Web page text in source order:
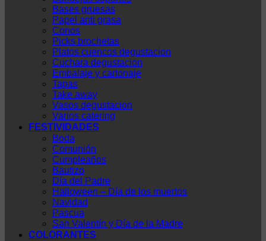
Bases gruesas
Papel anti grasa
Conos
Picks brochetas
Platos cuencos degustacion
Cuchara degustacion
Embalaje y cartonaje
Tapas
Take away
Vasos degustacion
Varios catering
FESTIVIDADES
Boda
Comunión
Cumpleaños
Bautizo
Día del Padre
Halloween – Día de los muertos
Navidad
Pascua
San Valentín y Día de la Madre
COLORANTES